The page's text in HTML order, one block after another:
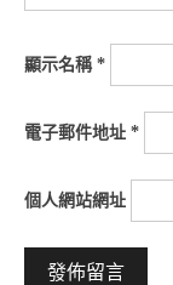
顯示名稱*
電子郵件地址 *
個人網站網址